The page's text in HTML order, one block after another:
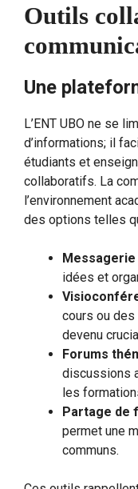
Outils
Une
L’ENT UBO ne se
d’informations; il
étudiants et
collaboratifs. La
l’environnement
des options telles
idées et
cours ou
devenu
Forums
discussions
les
Partage de
permet une
communs.